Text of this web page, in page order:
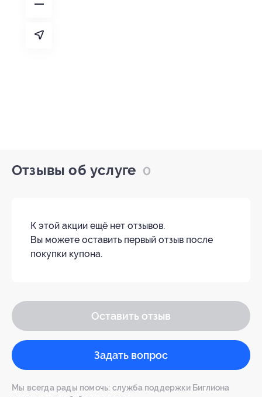
Отзывы об услуге 0
К этой акции ещё нет отзывов.
Вы можете оставить первый отзыв после
покупки купона.
Оставить отзыв
Задать вопрос
Мы всегда рады помочь: служба поддержки Биглиона